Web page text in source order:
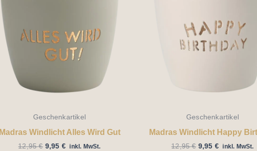
Geschenkartikel
Madras Windlicht Alles Wird Gut
12,95€ 9,95 € inkl. MwSt.
Geschenkartikel
Madras Windlicht Happy
12,95€ 9,95 € inkl. MwSt.